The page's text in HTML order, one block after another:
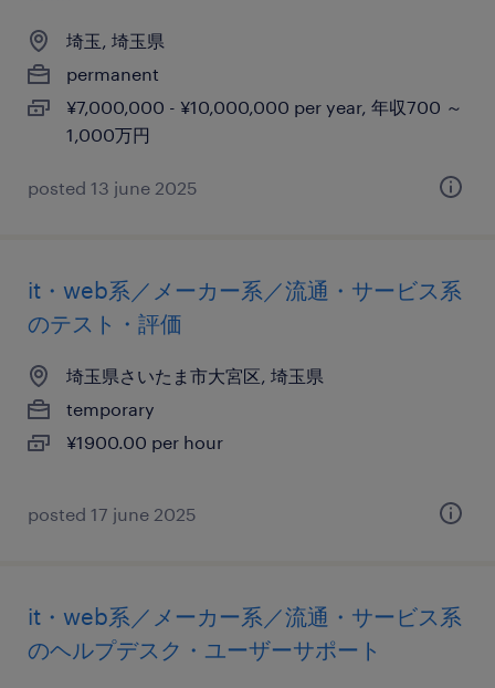
埼玉, 埼玉県
permanent
¥7,000,000 - ¥10,000,000 per year, 年収700 ～
1,000万円
posted 13 june 2025
it・web系／メーカー系／流通・サービス系
のテスト・評価
埼玉県さいたま市大宮区, 埼玉県
temporary
¥1900.00 per hour
posted 17 june 2025
it・web系／メーカー系／流通・サービス系
のヘルプデスク・ユーザーサポート